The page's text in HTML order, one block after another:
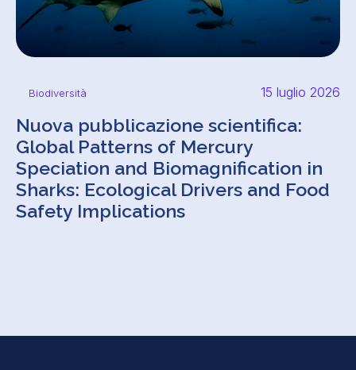
Biodiversità 15 luglio 2026
Nuova pubblicazione scientifica:
Global Patterns of Mercury
Speciation and Biomagnification in
Sharks: Ecological Drivers and Food
Safety Implications